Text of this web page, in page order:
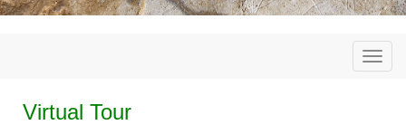
Virtual Tour